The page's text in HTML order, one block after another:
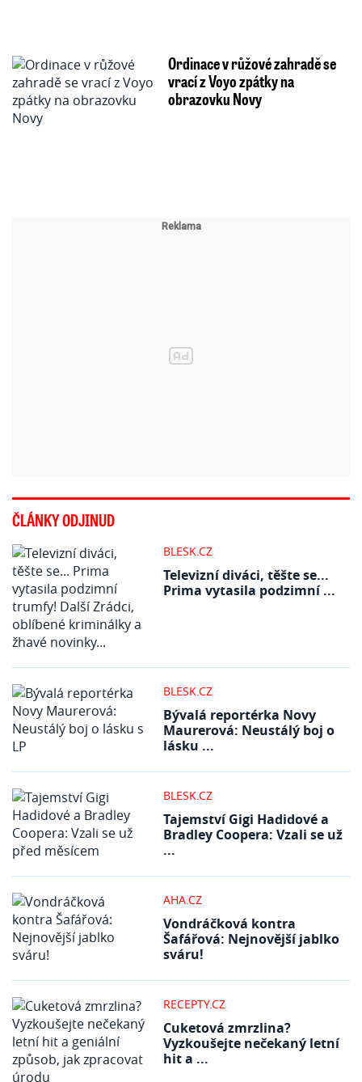
Ordinace v růžové zahradě se
vrací z Voyo zpátky na
obrazovku Novy
ČLÁNKY ODJINUD
BLESK.CZ
Televizní diváci, těšte se...
Prima vytasila podzimní ...
BLESK.CZ
Bývalá reportérka Novy
Maurerová: Neustálý boj o
lásku ...
BLESK.CZ
Tajemství Gigi Hadidové a
Bradley Coopera: Vzali se už
...
AHA.CZ
Vondráčková kontra
Šafářová: Nejnovější jablko
sváru!
RECEPTY.CZ
Cuketová zmrzlina?
Vyzkoušejte nečekaný letní
hit a ...